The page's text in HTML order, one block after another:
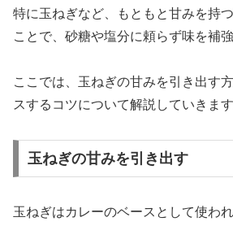
特に玉ねぎなど、もともと甘みを持
ことで、砂糖や塩分に頼らず味を補
ここでは、玉ねぎの甘みを引き出す
スするコツについて解説していきます
玉ねぎの甘みを引き出す
玉ねぎはカレーのベースとして使わ